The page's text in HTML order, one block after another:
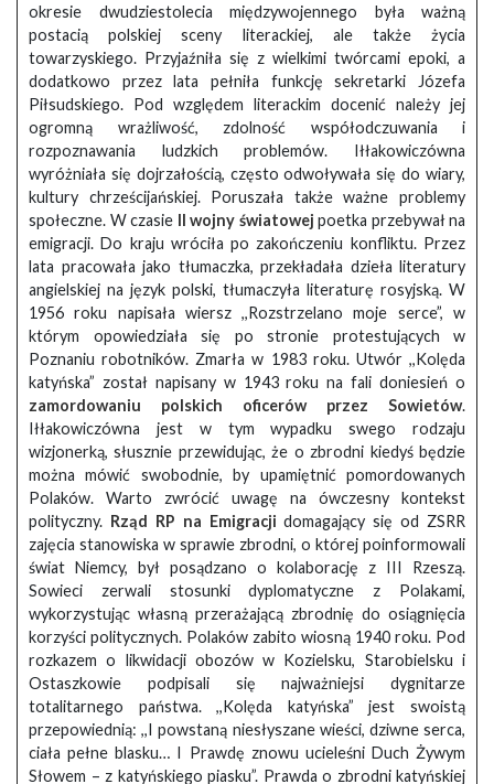
okresie dwudziestolecia międzywojennego była ważną
postacią polskiej sceny literackiej, ale także życia
towarzyskiego. Przyjaźniła się z wielkimi twórcami epoki, a
dodatkowo przez lata pełniła funkcję sekretarki Józefa
Piłsudskiego. Pod względem literackim docenić należy jej
ogromną wrażliwość, zdolność współodczuwania i
rozpoznawania ludzkich problemów. Iłłakowiczówna
wyróżniała się dojrzałością, często odwoływała się do wiary,
kultury chrześcijańskiej. Poruszała także ważne problemy
społeczne. W czasie II wojny światowej poetka przebywał na
emigracji. Do kraju wróciła po zakończeniu konfliktu. Przez
lata pracowała jako tłumaczka, przekładała dzieła literatury
angielskiej na język polski, tłumaczyła literaturę rosyjską. W
1956 roku napisała wiersz ,,Rozstrzelano moje serce”, w
którym opowiedziała się po stronie protestujących w
Poznaniu robotników. Zmarła w 1983 roku. Utwór ,,Kolęda
katyńska” został napisany w 1943 roku na fali doniesień o
zamordowaniu polskich oficerów przez Sowietów.
Iłłakowiczówna jest w tym wypadku swego rodzaju
wizjonerką, słusznie przewidując, że o zbrodni kiedyś będzie
można mówić swobodnie, by upamiętnić pomordowanych
Polaków. Warto zwrócić uwagę na ówczesny kontekst
polityczny. Rząd RP na Emigracji domagający się od ZSRR
zajęcia stanowiska w sprawie zbrodni, o której poinformowali
świat Niemcy, był posądzano o kolaborację z III Rzeszą.
Sowieci zerwali stosunki dyplomatyczne z Polakami,
wykorzystując własną przerażającą zbrodnię do osiągnięcia
korzyści politycznych. Polaków zabito wiosną 1940 roku. Pod
rozkazem o likwidacji obozów w Kozielsku, Starobielsku i
Ostaszkowie podpisali się najważniejsi dygnitarze
totalitarnego państwa. ,,Kolęda katyńska” jest swoistą
przepowiednią: ,,I powstaną niesłyszane wieści, dziwne serca,
ciała pełne blasku… I Prawdę znowu ucieleśni Duch Żywym
Słowem – z katyńskiego piasku”. Prawda o zbrodni katyńskiej